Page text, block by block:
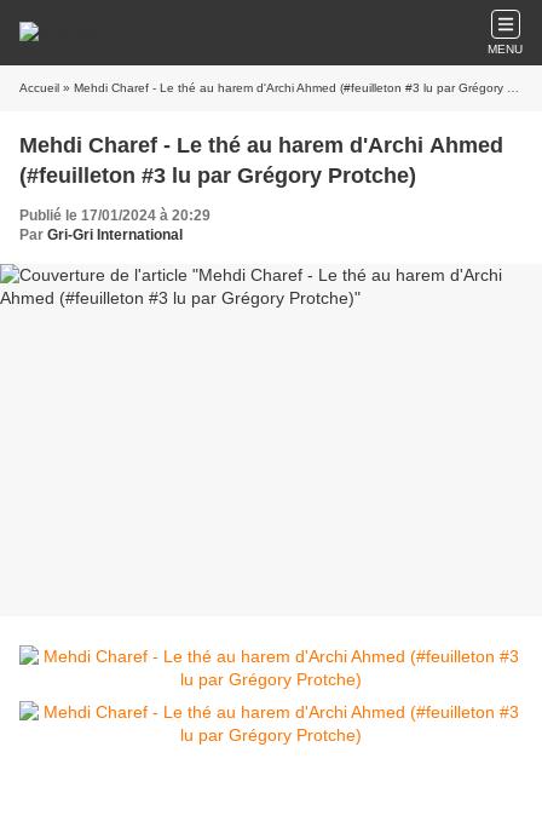
MENU
Accueil » Mehdi Charef - Le thé au harem d'Archi Ahmed (#feuilleton #3 lu par Grégory Protche)
Mehdi Charef - Le thé au harem d'Archi Ahmed
(#feuilleton #3 lu par Grégory Protche)
Publié le 17/01/2024 à 20:29
Par Gri-Gri International